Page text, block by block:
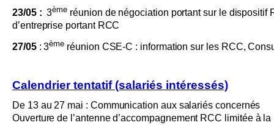
23/05 : 3ème réunion de négociation portant sur le dispositif
d’entreprise portant RCC
27/05: 3ème réunion CSE-C : information sur les RCC,
Calendrier tentatif (salariés intéressés)
De 13 au 27 mai : Communication aux salariés concernés
Ouverture de l’antenne d’accompagnement RCC limitée à